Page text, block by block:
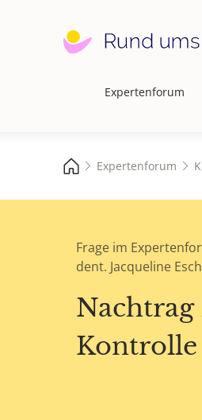
Hauptnavigation
Expertenforum
Expertenforum
Frage im
dent. Jacqueline
Nachtrag